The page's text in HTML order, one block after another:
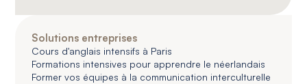
Solutions entreprises
Cours d'anglais intensifs à Paris
Formations intensives pour apprendre le néerlandais
Former vos équipes à la communication interculturelle